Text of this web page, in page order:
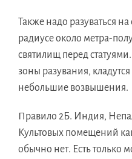
Также надо разуваться
радиусе около метра-
святилищ перед
зоны разувания,
небольшие возвышения.
Правило 2Б. Индия,
Культовых помещений
обычно нет. Есть только